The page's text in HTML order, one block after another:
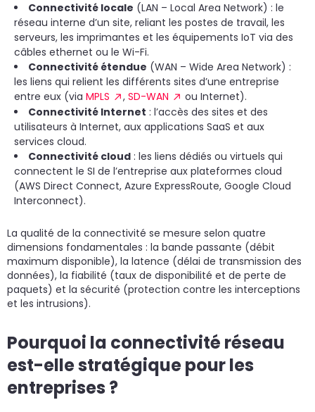
Connectivité locale (LAN – Local Area Network) : le
réseau interne d’un site, reliant les postes de travail, les
serveurs, les imprimantes et les équipements IoT via des
câbles ethernet ou le Wi-Fi.
Connectivité étendue (WAN – Wide Area Network) :
les liens qui relient les différents sites d’une entreprise
entre eux (via MPLS , SD-WAN
ou Internet).
Connectivité Internet : l’accès des sites et des
utilisateurs à Internet, aux applications SaaS et aux
services cloud.
Connectivité cloud : les liens dédiés ou virtuels qui
connectent le SI de l’entreprise aux plateformes cloud
(AWS Direct Connect, Azure ExpressRoute, Google Cloud
Interconnect).
La qualité de la connectivité se mesure selon quatre
dimensions fondamentales : la bande passante (débit
maximum disponible), la latence (délai de transmission des
données), la fiabilité (taux de disponibilité et de perte de
paquets) et la sécurité (protection contre les interceptions
et les intrusions).
Pourquoi la connectivité réseau
est-elle stratégique pour les
entreprises ?